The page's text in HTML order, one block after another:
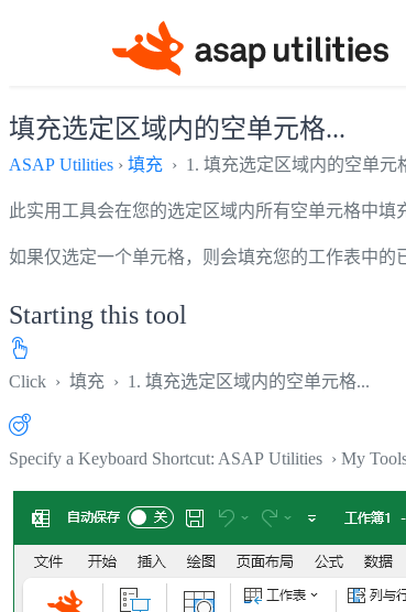
填充选定区域内的空单元格...
ASAP Utilities › 填充 › 1. 填充选定区域内的空单元
此实用工具会在您的选定区域内所有空单元格中填
如果仅选定一个单元格，则会填充您的工作表中的
Starting this tool
Click › 填充 › 1. 填充选定区域内的空单元格...
Specify a Keyboard Shortcut: ASAP Utilities › My